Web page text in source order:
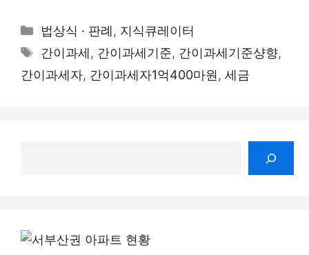
카
테
리
법상식 · 판례, 지식큐레이터
태
그
간이과세, 간이과세기준, 간이과세기준샹향,
간이과세자, 간이과세자1억400마원 , 세금